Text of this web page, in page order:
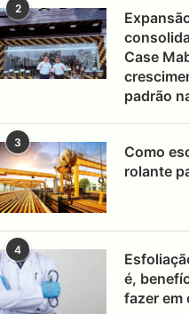
2
Case
padrão
3
Como
rolante
4
é,
fazer em